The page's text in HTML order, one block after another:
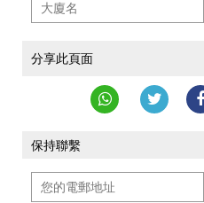
分享此頁面
保持聯繫